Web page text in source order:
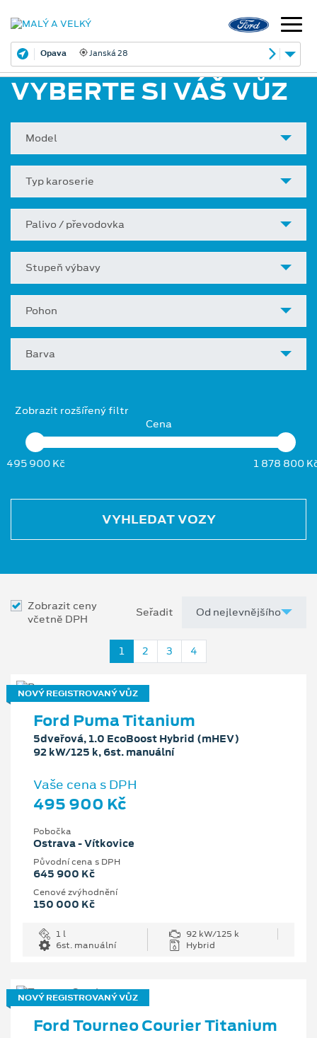
Opava Janská 28
VYBERTE SI VÁŠ VŮZ
Model
Typ karoserie
Palivo / převodovka
Stupeň výbavy
Pohon
Barva
Zobrazit rozšířený filtr
Cena
495 900 Kč 1 878 800
VYHLEDAT VOZY
Zobrazit ceny
včetně DPH
Seřadit
1 2 3 4
NOVÝ REGISTROVANÝ VŮZ
Ford Puma Titanium
5dveřová, 1.0 EcoBoost Hybrid (mHEV)
92 kW/125 k, 6st. manuální
Vaše cena s DPH
495 900 Kč
Pobočka
Ostrava - Vítkovice
Původní cena s DPH
645 900 Kč
Cenové zvýhodnění
150 000 Kč
1 l
92 kW/125 k
6st. manuální
Hybrid
NOVÝ REGISTROVANÝ VŮZ
Ford Tourneo Courier Titanium